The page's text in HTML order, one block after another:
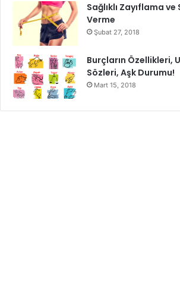
Sağlıklı Zayıflama ve
Verme
Şubat 27, 2018
Burçların Özellikleri,
Sözleri, Aşk Durumu!
Mart 15, 2018